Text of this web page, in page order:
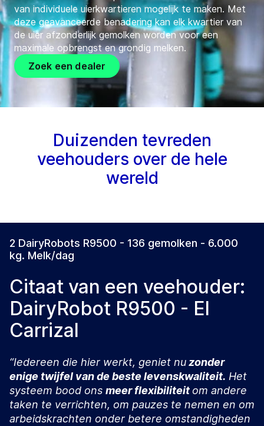
van individuele uierkwartieren mogelijk te maken. Met
deze geavanceerde benadering kan elk kwartier van
de uier afzonderlijk gemolken worden voor een
maximale opbrengst en grondig melken.
Zoek een dealer
Duizenden tevreden
veehouders over de hele
wereld
2 DairyRobots R9500 - 136 gemolken - 6.000
kg. Melk/dag
Citaat van een veehouder:
DairyRobot R9500 - El
Carrizal
“Iedereen die hier werkt, geniet nuzonder
enige twijfel van de beste levenskwaliteit. Het
systeem bood ons meer flexibiliteitom andere
taken te verrichten, om pauzes te nemen en om
arbeidskrachten onder betere omstandigheden